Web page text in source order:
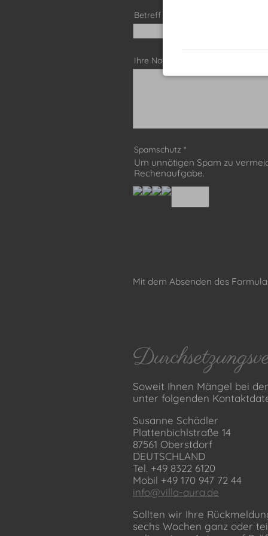
Betreff
Ihre Nachricht
Spamschutz *
Um unnötigen Spam zu
Rechenaufgabe.
Mit dem Absenden des
Soweit Ihnen Mängel bei
unter folgenden
Susanne Schädler
Plattenbichlstraße 14
87561 Oberstdorf
DEUTSCHLAND
Tel. +49 8322 6120
Mobil +49 170 947 72 44
info@villa-aura.de
Sollten wir Ihre
sechs Wochen ganz oder